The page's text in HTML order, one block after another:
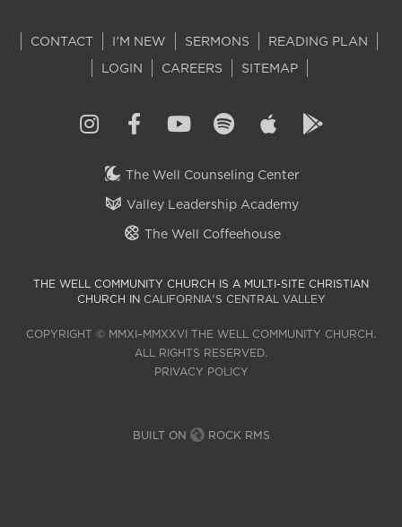
CONTACT I'M NEW SERMONS
READING PLAN
LOGIN
CAREERS SITEMAP
The Well Counseling Center
Valley Leadership Academy
The Well Coffeehouse
THE WELL COMMUNITY CHURCH IS A MULTI-SITE CHRISTIAN
CHURCH IN CALIFORNIA'S CENTRAL VALLEY
COPYRIGHT © MMXI–MMXXVI THE WELL COMMUNITY CHURCH.
ALL RIGHTS RESERVED.
PRIVACY POLICY
BUILT ON ROCK RMS